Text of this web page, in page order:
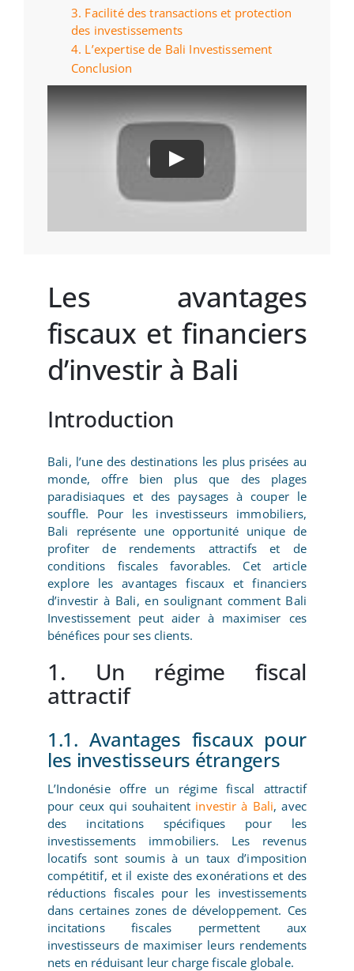
3. Facilité des transactions et protection
des investissements
4. L’expertise de Bali Investissement
Conclusion
Les avantages
fiscaux et financiers
d’investir à Bali
Introduction
Bali, l’une des destinations les plus prisées au
monde, offre bien plus que des plages
paradisiaques et des paysages à couper le
souffle. Pour les investisseurs immobiliers,
Bali représente une opportunité unique de
profiter de rendements attractifs et de
conditions fiscales favorables. Cet article
explore les avantages fiscaux et financiers
d’investir à Bali, en soulignant comment Bali
Investissement peut aider à maximiser ces
bénéfices pour ses clients.
1. Un régime fiscal
attractif
1.1. Avantages fiscaux pour
les investisseurs étrangers
L’Indonésie offre un régime fiscal attractif
pour ceux qui souhaitent investir à Bali, avec
des incitations spécifiques pour les
investissements immobiliers. Les revenus
locatifs sont soumis à un taux d’imposition
compétitif, et il existe des exonérations et des
réductions fiscales pour les investissements
dans certaines zones de développement. Ces
incitations fiscales permettent aux
investisseurs de maximiser leurs rendements
nets en réduisant leur charge fiscale globale.